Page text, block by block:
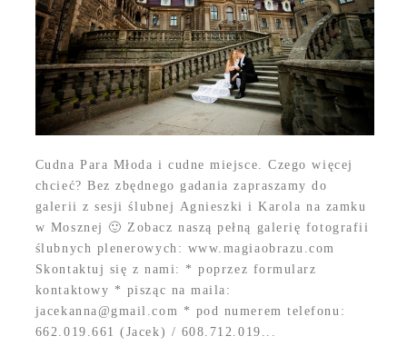
Cudna Para Młoda i cudne miejsce. Czego więcej
chcieć? Bez zbędnego gadania zapraszamy do
galerii z sesji ślubnej Agnieszki i Karola na zamku
w Mosznej 🙂 Zobacz naszą pełną galerię fotografii
ślubnych plenerowych: www.magiaobrazu.com
Skontaktuj się z nami: * poprzez formularz
kontaktowy * pisząc na maila:
jacekanna@gmail.com * pod numerem telefonu:
662.019.661 (Jacek) / 608.712.019...